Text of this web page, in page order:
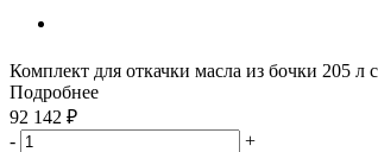
Комплект для откачки масла из бочки 205
Подробнее
92 142 ₽
-
+